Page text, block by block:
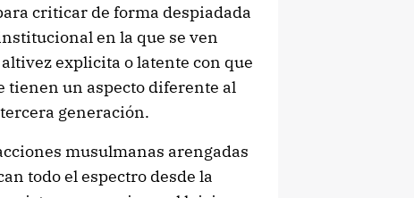
criticar de forma despiadada
en la que se ven
explicita o latente con que
tienen un aspecto diferente al
generación.
musulmanas arengadas
todo el espectro desde la